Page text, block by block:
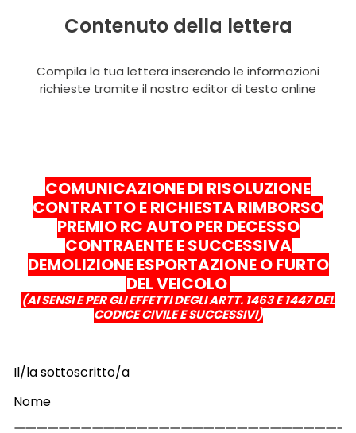
Contenuto della lettera
Compila la tua lettera inserendo le informazioni
richieste tramite il nostro editor di testo online
COMUNICAZIONE DI RISOLUZIONE
CONTRATTO E RICHIESTA RIMBORSO
PREMIO RC AUTO PER DECESSO
CONTRAENTE E SUCCESSIVA
DEMOLIZIONE ESPORTAZIONE O FURTO
DEL VEICOLO
(AI SENSI E PER GLI EFFETTI DEGLI ARTT. 1463 E 1447 DEL
CODICE CIVILE E SUCCESSIVI)
Il/la sottoscritto/a
Nome